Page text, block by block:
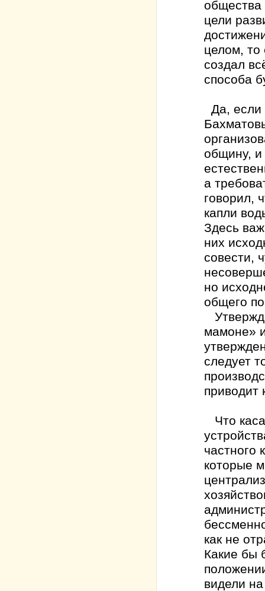
общества
цели
целом, то
создал
способа
Да, если
общину,
а
говорил,
капли
Здесь
них
совести,
но
общего
мамоне»
следует
приводит
Что
частного
которые
как не
Какие бы
видели